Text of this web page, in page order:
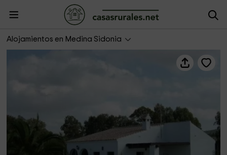
Alojamientos en Medina Sidonia